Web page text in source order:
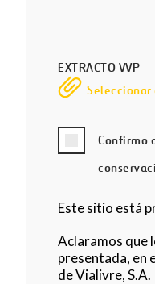
EXTRACTO VVP
Seleccionar
Confirmo
Este sitio está
Aclaramos que
presentada, en
de Vialivre, S.A.